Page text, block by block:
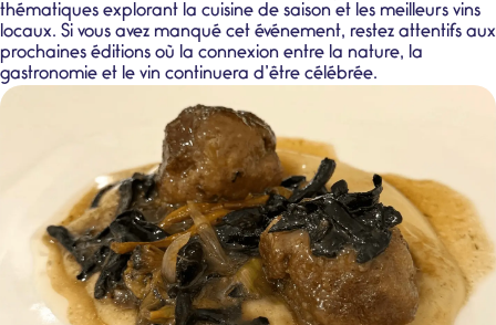
thématiques explorant la cuisine de saison et les meilleurs vins
locaux. Si vous avez manqué cet événement, restez attentifs aux
prochaines éditions où la connexion entre la nature, la
gastronomie et le vin continuera d’être célébrée.